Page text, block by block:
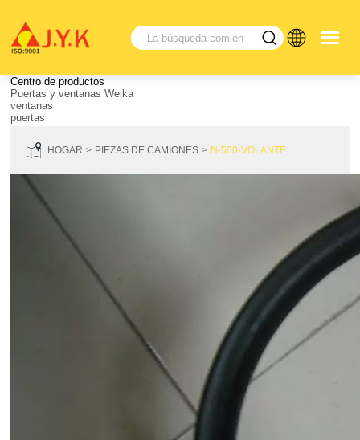
Centro de productos
Puertas y ventanas Weika
ventanas
puertas
HOGAR PIEZAS DE CAMIONES N-500-VOLANTE